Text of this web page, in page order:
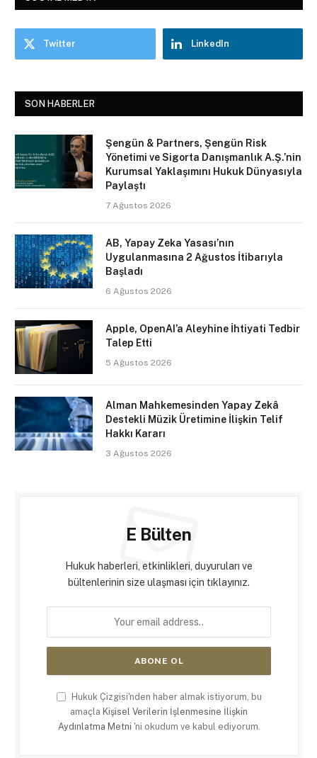
Twitter LinkedIn
SON HABERLER
Şengün & Partners, Şengün Risk
Yönetimi ve Sigorta Danışmanlık A.Ş.’nin
Kurumsal Yaklaşımını Hukuk Dünyasıyla
Paylaştı
7 Ağustos 2026
AB, Yapay Zeka Yasası’nın
Uygulanmasına 2 Ağustos İtibarıyla
Başladı
6 Ağustos 2026
Apple, OpenAI’a Aleyhine İhtiyati Tedbir
Talep Etti
5 Ağustos 2026
Alman Mahkemesinden Yapay Zekâ
Destekli Müzik Üretimine İlişkin Telif
Hakkı Kararı
3 Ağustos 2026
E Bülten
Hukuk haberleri, etkinlikleri, duyuruları ve
bültenlerinin size ulaşması için tıklayınız.
Hukuk Çizgisi'nden haber almak istiyorum, bu
amaçla Kişisel Verilerin İşlenmesine İlişkin
Aydınlatma Metni 'ni okudum ve kabul ediyorum.